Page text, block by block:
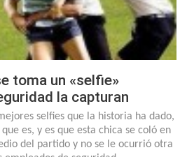
toma un «selfie»
la capturan
selfies que la historia ha dado,
es, y es que esta chica se coló en
del partido y no se le ocurrió otra